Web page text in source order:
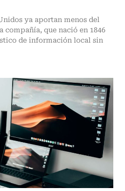
ya aportan menos del
compañía, que nació en 1846
de información local sin